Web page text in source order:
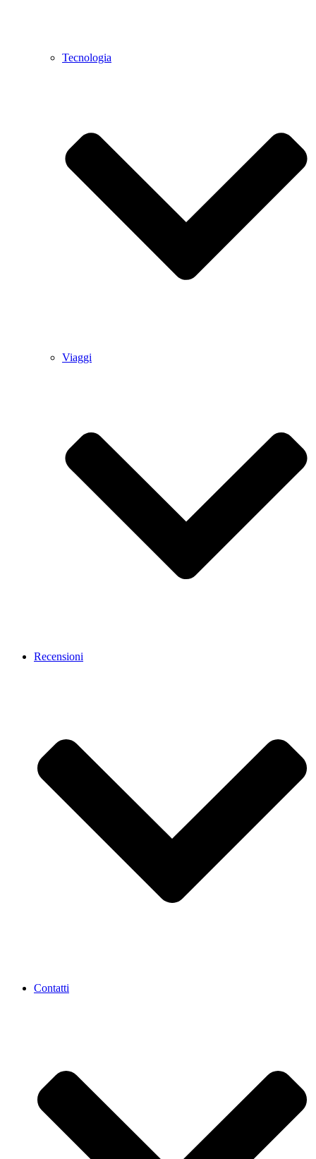
Tecnologia
Viaggi
Recensioni
Contatti